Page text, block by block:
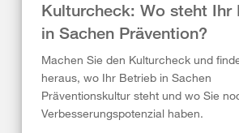
Kulturcheck: Wo steht Ihr
in Sachen Prävention?
Machen Sie den Kulturcheck und
heraus, wo Ihr Betrieb in Sachen
Präventionskultur steht und wo Sie
Verbesserungspotenzial haben.